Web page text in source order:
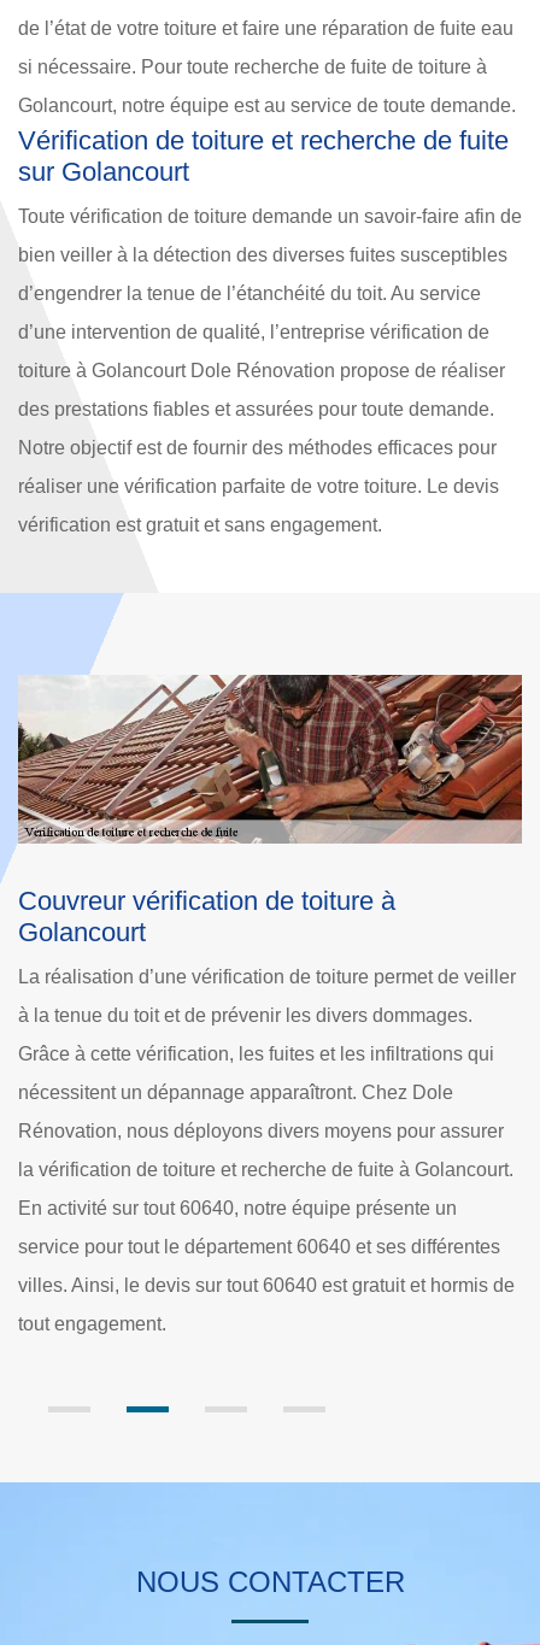
de l’état de votre toiture et faire une réparation de fuite eau
si nécessaire. Pour toute recherche de fuite de toiture à
Golancourt, notre équipe est au service de toute demande.
Vérification de toiture et recherche de fuite
sur Golancourt
Toute vérification de toiture demande un savoir-faire afin de
bien veiller à la détection des diverses fuites susceptibles
d’engendrer la tenue de l’étanchéité du toit. Au service
d’une intervention de qualité, l’entreprise vérification de
toiture à Golancourt Dole Rénovation propose de réaliser
des prestations fiables et assurées pour toute demande.
Notre objectif est de fournir des méthodes efficaces pour
réaliser une vérification parfaite de votre toiture. Le devis
vérification est gratuit et sans engagement.
veiller
qui
de
Tarif vérification de toiture à Golancourt
En cas de fuites de toiture, l’eau visible dans l’habitat
provenir de très loin dans la toiture. L’origine de la fuite
peut se situer loin de l’endroit où l’eau présente des
signes. Pour réaliser la vérification adéquate à votre
besoin, faites-nous parvenir votre demande en
le formulaire de devis en ligne. Le tarif sera défini en
fonction de l’ampleur des travaux à réaliser. Entreprise
vérification de toiture à Golancourt, Dole Rénovation
équipe de couvreur sont à disposition de toute
NOUS CONTACTER